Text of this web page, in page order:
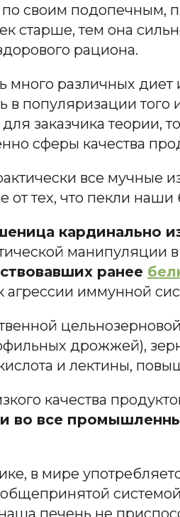
своим подопечным,
старше, тем она
рациона.
много различных
популяризации того
заказчика теории,
сферы качества
все мучные
от тех, что пекли
кардинально
манипуляции
ранее
агрессии иммунной
дрожжей),
и лектины,
качества
во все
в мире
печень не